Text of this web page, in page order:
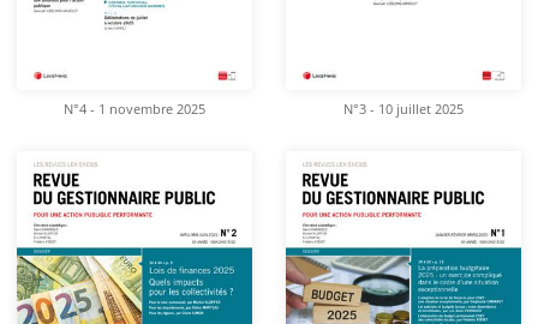
N°4 - 1 novembre 2025 N°3 - 10 juillet 2025